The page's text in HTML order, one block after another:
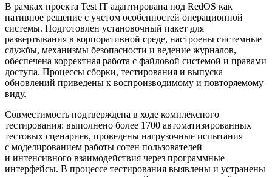
В рамках проекта Test IT адаптирована под RedOS как
нативное решение с учетом особенностей операционной
системы. Подготовлен установочный пакет для
развертывания в корпоративной среде, настроены системные
службы, механизмы безопасности и ведение журналов,
обеспечена корректная работа с файловой системой и правами
доступа. Процессы сборки, тестирования и выпуска
обновлений приведены к воспроизводимому и повторяемому
виду.
Совместимость подтверждена в ходе комплексного
тестирования: выполнено более 1700 автоматизированных
тестовых сценариев, проведены нагрузочные испытания
с моделированием работы сотен пользователей
и интенсивного взаимодействия через программные
интерфейсы. В процессе тестирования выявлены и устранены